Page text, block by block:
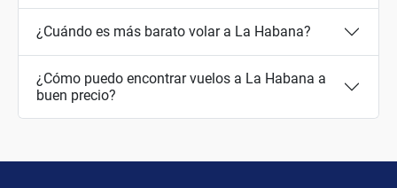
¿Cuándo es más barato volar a La Habana?
¿Cómo puedo encontrar vuelos a La Habana a
buen precio?